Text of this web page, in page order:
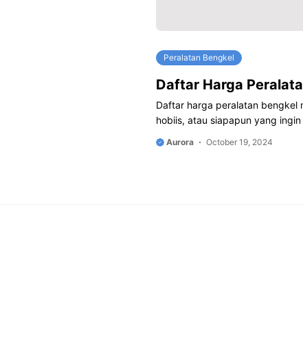
Peralatan Bengkel
Daftar Harga
Daftar harga peralatan bengkel
hobiis, atau siapapun yang
Aurora October 19, 2024